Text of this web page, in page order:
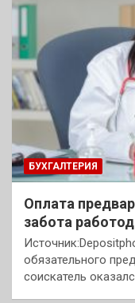
БУХГАЛТЕРИЯ
Оплата
забота
обязательного
соискатель